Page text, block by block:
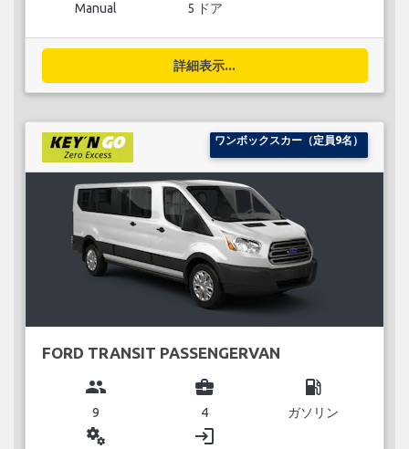
Manual 5 ドア
詳細表示...
ワンボックスカー（定員9名）
FORD TRANSIT PASSENGERVAN
group
9
business_center
4
local_gas_station
ガソリン
miscellaneous_services login